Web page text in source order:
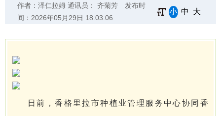
作者：泽仁拉姆 通讯员： 齐菊芳
发布时
间：2026年05月29日 18:03:06
小 中 大
日前，香格里拉市种植业管理服务中心协同香